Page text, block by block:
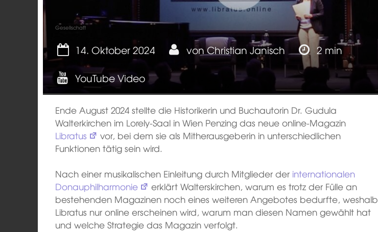
Gesellschaft
14. Oktober 2024 vonChristian Janisch
2 min
YouTube Video
Ende August 2024 stellte die Historikerin und Buchautorin Dr. Gudula
Walterkirchen im Lorely-Saal in Wien Penzing das neue online-Magazin
Libratus
vor, bei dem sie als Mitherausgeberin in unterschiedlichen
Funktionen tätig sein wird.
Nach einer musikalischen Einleitung durch Mitglieder der internationalen
Donauphilharmonie
erklärt Walterskirchen, warum es trotz der Fülle an
bestehenden Magazinen noch eines weiteren Angebotes bedurfte, weshalb
Libratus nur online erscheinen wird, warum man diesen Namen gewählt hat
und welche Strategie das Magazin verfolgt.